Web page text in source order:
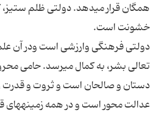
همگان قرار مى‏دهد. دولتى ظلم
خشونت است.
دولتى فرهنگى وارزشى است ودر آن
تعالى بشر، به كمال مى‏رسد. حامى
دستان و صالحان است و ثروت و قدرت
عدالت محور است و در همه زمينه‏هاى